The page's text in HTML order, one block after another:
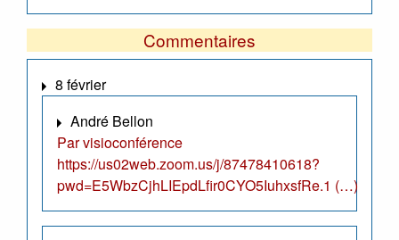
Commentaires
8 février
André Bellon
Par visioconférence
https://us02web.zoom.us/j/87478410618?
pwd=E5WbzCjhLIEpdLfir0CYO5IuhxsfRe.1 (…)